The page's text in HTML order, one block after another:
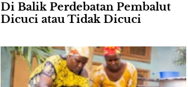
Di Balik Perdebatan Pembalut
Dicuci atau Tidak Dicuci